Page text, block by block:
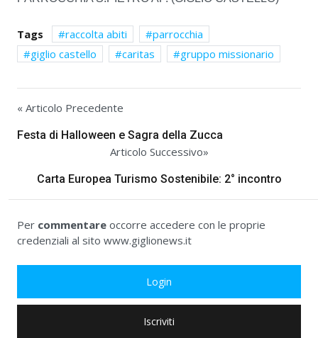
Tags raccolta abiti
parrocchia
giglio castello
caritas gruppo missionario
« Articolo Precedente
Festa di Halloween e Sagra della Zucca
Articolo Successivo»
Carta Europea Turismo Sostenibile: 2° incontro
Per commentare occorre accedere con le proprie
credenziali al sito www.giglionews.it
Login
Iscriviti